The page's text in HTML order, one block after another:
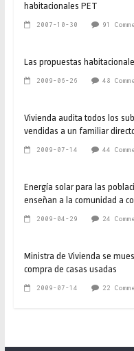
habitacionales PET
2007-10-30 91
Las propuestas
2009-06-26 48
Vivienda audita todos los
vendidas a un familiar
2009-07-14 44
Energía solar para las
enseñan a la comunidad a
2009-04-29 24
Ministra de Vivienda se
compra de casas usadas
2009-07-14 22